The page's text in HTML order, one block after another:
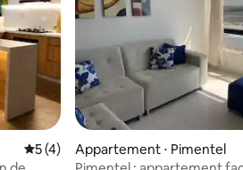
: 5 sur 5
Évaluation moyenne sur la base de
5 (4)
Appartement ⋅ Pimentel